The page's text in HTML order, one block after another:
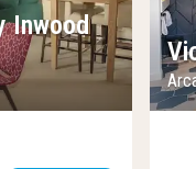
Inwood